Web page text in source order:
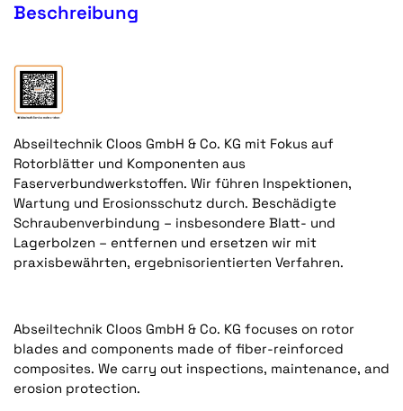
Beschreibung
Abseiltechnik Cloos GmbH & Co. KG mit Fokus auf
Rotorblätter und Komponenten aus
Faserverbundwerkstoffen. Wir führen Inspektionen,
Wartung und Erosionsschutz durch. Beschädigte
Schraubenverbindung – insbesondere Blatt- und
Lagerbolzen – entfernen und ersetzen wir mit
praxisbewährten, ergebnisorientierten Verfahren.
Abseiltechnik Cloos GmbH & Co. KG focuses on rotor
blades and components made of fiber-reinforced
composites. We carry out inspections, maintenance, and
erosion protection.